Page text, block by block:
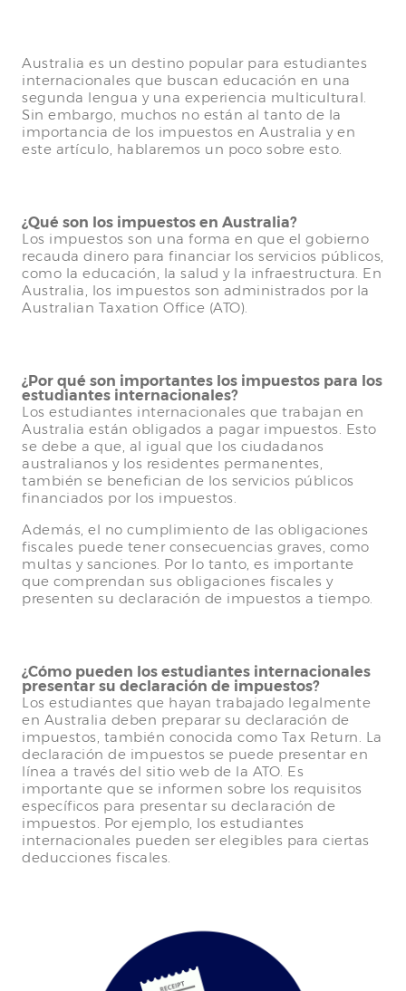
Australia es un destino popular para estudiantes
internacionales que buscan educación en una
segunda lengua y una experiencia multicultural.
Sin embargo, muchos no están al tanto de la
importancia de los impuestos en Australia y en
este artículo, hablaremos un poco sobre esto.
¿Qué son los impuestos en Australia?
Los impuestos son una forma en que el gobierno
recauda dinero para financiar los servicios públicos,
como la educación, la salud y la infraestructura. En
Australia, los impuestos son administrados por la
Australian Taxation Office (ATO).
¿Por qué son importantes los impuestos para los
estudiantes internacionales?
Los estudiantes internacionales que trabajan en
Australia están obligados a pagar impuestos. Esto
se debe a que, al igual que los ciudadanos
australianos y los residentes permanentes,
también se benefician de los servicios públicos
financiados por los impuestos.
Además, el no cumplimiento de las obligaciones
fiscales puede tener consecuencias graves, como
multas y sanciones. Por lo tanto, es importante
que comprendan sus obligaciones fiscales y
presenten su declaración de impuestos a tiempo.
¿Cómo pueden los estudiantes internacionales
presentar su declaración de impuestos?
Los estudiantes que hayan trabajado legalmente
en Australia deben preparar su declaración de
impuestos, también conocida como Tax Return. La
declaración de impuestos se puede presentar en
línea a través del sitio web de la ATO. Es
importante que se informen sobre los requisitos
específicos para presentar su declaración de
impuestos. Por ejemplo, los estudiantes
internacionales pueden ser elegibles para ciertas
deducciones fiscales.